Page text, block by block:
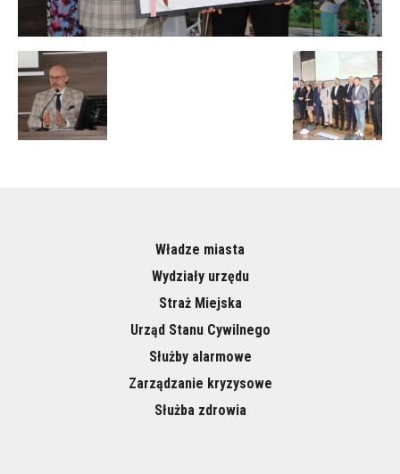
Władze miasta
Wydziały urzędu
Straż Miejska
Urząd Stanu Cywilnego
Służby alarmowe
Zarządzanie kryzysowe
Służba zdrowia